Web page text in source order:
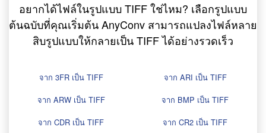
อยากได้ไฟล์ในรูปแบบ TIFF ใช่ไหม? เลือกรูปแบบ
ต้นฉบับที่คุณเริ่มต้น AnyConv สามารถแปลงไฟล์หลาย
สิบรูปแบบให้กลายเป็น TIFF ได้อย่างรวดเร็ว
จาก 3FR เป็น TIFF
จาก ARI เป็น TIFF
จาก ARW เป็น TIFF
จาก BMP เป็น TIFF
จาก CDR เป็น TIFF
จาก CR2 เป็น TIFF